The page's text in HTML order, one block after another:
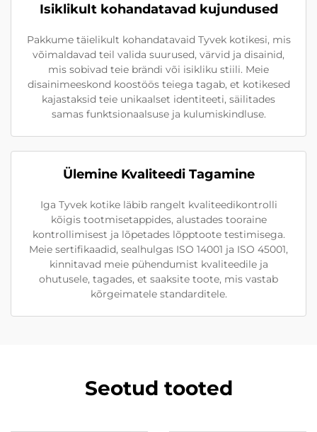
Isiklikult kohandatavad kujundused
Pakkume täielikult kohandatavaid Tyvek kotikesi, mis
võimaldavad teil valida suurused, värvid ja disainid,
mis sobivad teie brändi või isikliku stiili. Meie
disainimeeskond koostöös teiega tagab, et kotikesed
kajastaksid teie unikaalset identiteeti, säilitades
samas funktsionaalsuse ja kulumiskindluse.
Ülemine Kvaliteedi Tagamine
Iga Tyvek kotike läbib rangelt kvaliteedikontrolli
kõigis tootmisetappides, alustades tooraine
kontrollimisest ja lõpetades lõpptoote testimisega.
Meie sertifikaadid, sealhulgas ISO 14001 ja ISO 45001,
kinnitavad meie pühendumist kvaliteedile ja
ohutusele, tagades, et saaksite toote, mis vastab
kõrgeimatele standarditele.
Seotud tooted